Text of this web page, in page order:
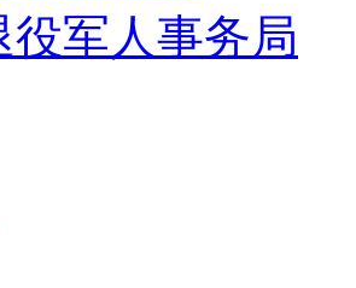
役军人事务局